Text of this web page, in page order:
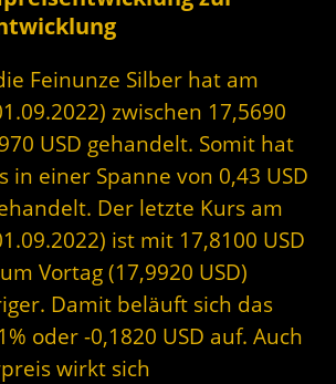
Feinunze Silber hat am
zwischen 17,5690
USD gehandelt. Somit hat
in einer Spanne von 0,43 USD
Der letzte Kurs am
ist mit 17,8100 USD
Vortag (17,9920 USD)
Damit beläuft sich das
oder -0,1820 USD auf. Auch
wirkt sich